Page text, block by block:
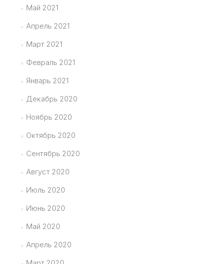
Май 2021
Апрель 2021
Март 2021
Февраль 2021
Январь 2021
Декабрь 2020
Ноябрь 2020
Октябрь 2020
Сентябрь 2020
Август 2020
Июль 2020
Июнь 2020
Май 2020
Апрель 2020